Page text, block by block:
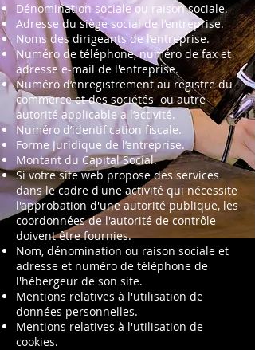
Dénomination sociale ou raison sociale.
Adresse du siège social de l’entreprise.
Noms des dirigeants de l’entreprise.
Numéro de téléphone, numéro de fax et
adresse e-mail de l'entreprise.
Numéro d’enregistrement au registre du
commerce et des sociétés ou autre
autorité applicable a l’activité.
Numéro d’identification fiscale.
Forme Juridique de l’entreprise.
Montant du Capital Social.
Si votre site web propose des services
dans le cadre d'une activité qui nécessite
l'approbation d'une autorité publique, les
coordonnées de l'autorité de contrôle
doivent être fournies. ​​​
Nom, dénomination ou raison sociale et
adresse et numéro de téléphone de
l'hébergeur de son site.
Mentions relatives à l'utilisation de
données personnelles.
Mentions relatives à l'utilisation de
cookies.